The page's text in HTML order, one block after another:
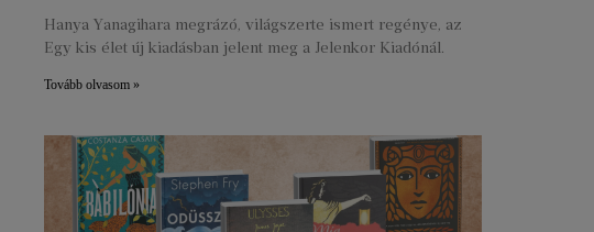
Hanya Yanagihara megrázó, világszerte ismert regénye, az
Egy kis élet új kiadásban jelent meg a Jelenkor Kiadónál.
Tovább olvasom »